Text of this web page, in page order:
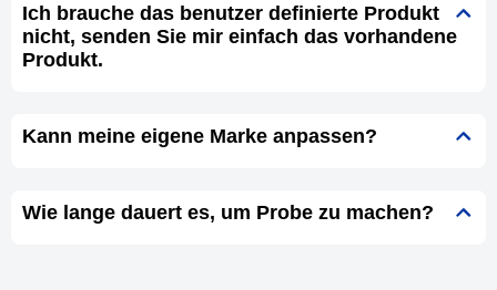
Ich brauche das benutzer definierte Produkt
nicht, senden Sie mir einfach das vorhandene
Produkt.
Kann meine eigene Marke anpassen?
Wie lange dauert es, um Probe zu machen?